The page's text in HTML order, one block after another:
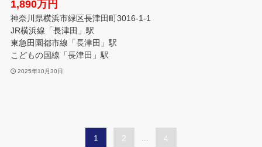
1,890万円
神奈川県横浜市緑区長津田町3016-1-1
JR横浜線「長津田」駅
東急田園都市線「長津田」駅
こどもの国線「長津田」駅
2025年10月30日
1 2 4